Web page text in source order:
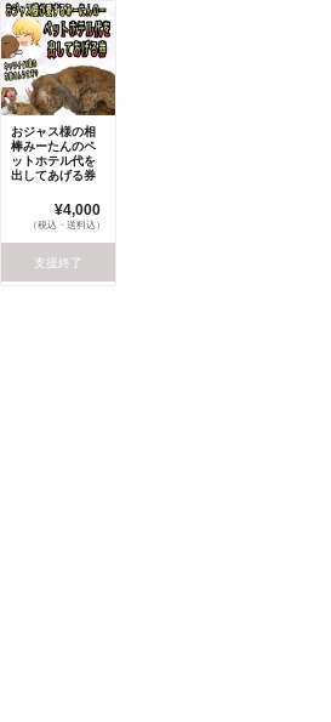
おジャス様の相
棒みーたんのペ
ットホテル代を
出してあげる券
¥4,000
（税込・送料込）
支援終了